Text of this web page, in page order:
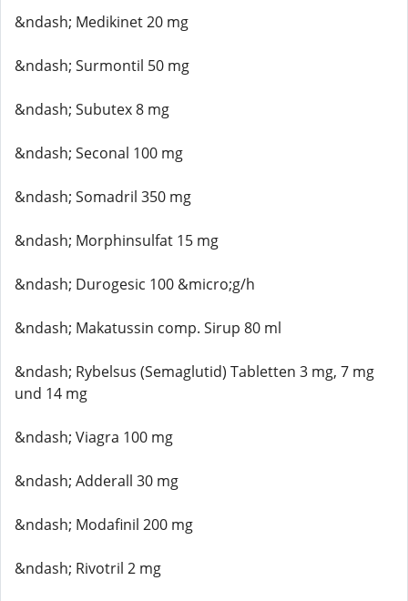
&ndash; Medikinet 20 mg
&ndash; Surmontil 50 mg
&ndash; Subutex 8 mg
&ndash; Seconal 100 mg
&ndash; Somadril 350 mg
&ndash; Morphinsulfat 15 mg
&ndash; Durogesic 100 &micro;g/h
&ndash; Makatussin comp. Sirup 80 ml
&ndash; Rybelsus (Semaglutid) Tabletten 3 mg, 7 mg
und 14 mg
&ndash; Viagra 100 mg
&ndash; Adderall 30 mg
&ndash; Modafinil 200 mg
&ndash; Rivotril 2 mg